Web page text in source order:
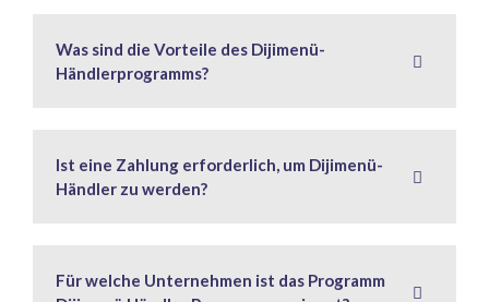
Was sind die Vorteile des Dijimenü-
Händlerprogramms?
Ist eine Zahlung erforderlich, um Dijimenü-
Händler zu werden?
Für welche Unternehmen ist das Programm